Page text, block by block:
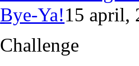
Bye-Ya!15 april,
Challenge